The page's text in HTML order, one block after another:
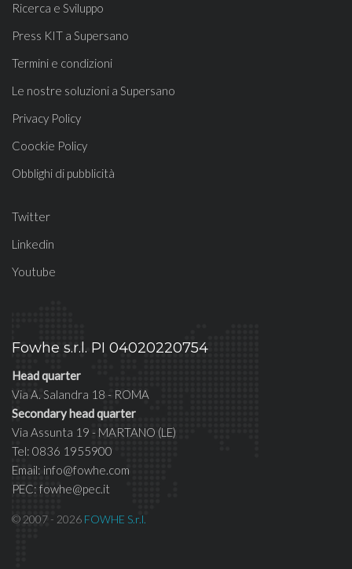
Ricerca e Sviluppo
Press KIT a Supersano
Termini e condizioni
Le nostre soluzioni a Supersano
Privacy Policy
Coockie Policy
Obblighi di pubblicità
Twitter
Linkedin
Youtube
Fowhe s.r.l. PI 04020220754
Head quarter
Via A. Salandra 18 - ROMA
Secondary head quarter
Via Assunta 19 - MARTANO (LE)
Tel: 0836 1955900
Email: info@fowhe.com
PEC: fowhe@pec.it
© 2007 - 2026 FOWHE S.r.l.